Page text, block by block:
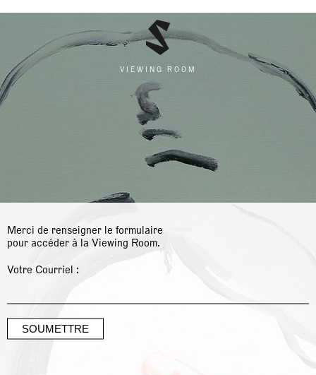
VIEWING ROOM
Merci de renseigner le formulaire
pour accéder à la Viewing Room.
Votre Courriel :
SOUMETTRE